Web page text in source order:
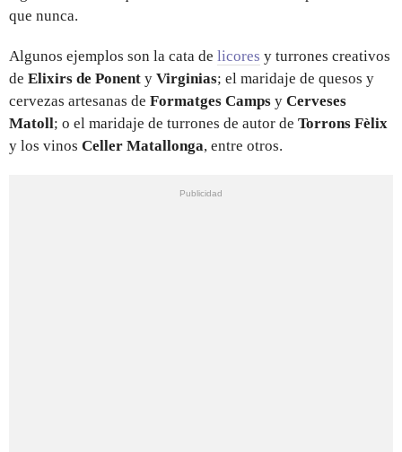
que nunca.
Algunos ejemplos son la cata de licores y turrones creativos
de Elixirs de Ponent y Virginias; el maridaje de quesos y
cervezas artesanas de Formatges Camps y Cerveses
Matoll; o el maridaje de turrones de autor de Torrons Fèlix
y los vinos Celler Matallonga, entre otros.